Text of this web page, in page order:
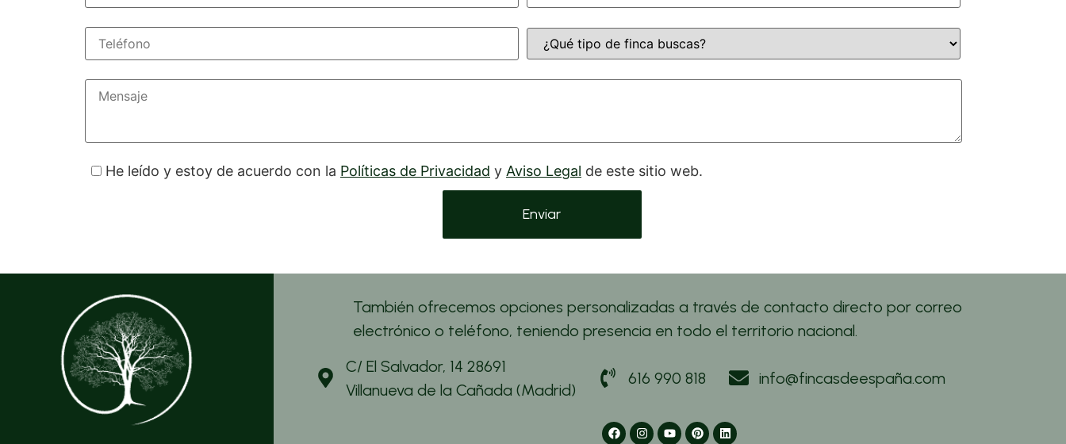
He leído y estoy de acuerdo con la Políticas de Privacidad y Aviso Legal de este sitio web.
También ofrecemos opciones personalizadas a través de contacto directo por correo
electrónico o teléfono, teniendo presencia en todo el territorio nacional.
C/ El Salvador, 14 28691
Villanueva de la Cañada (Madrid)
616 990 818 info@fincasdeespaña.com